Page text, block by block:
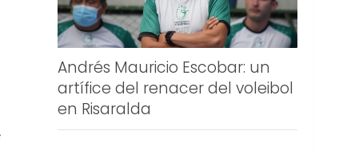
Andrés Mauricio Escobar: un
artífice del renacer del voleibol
en Risaralda